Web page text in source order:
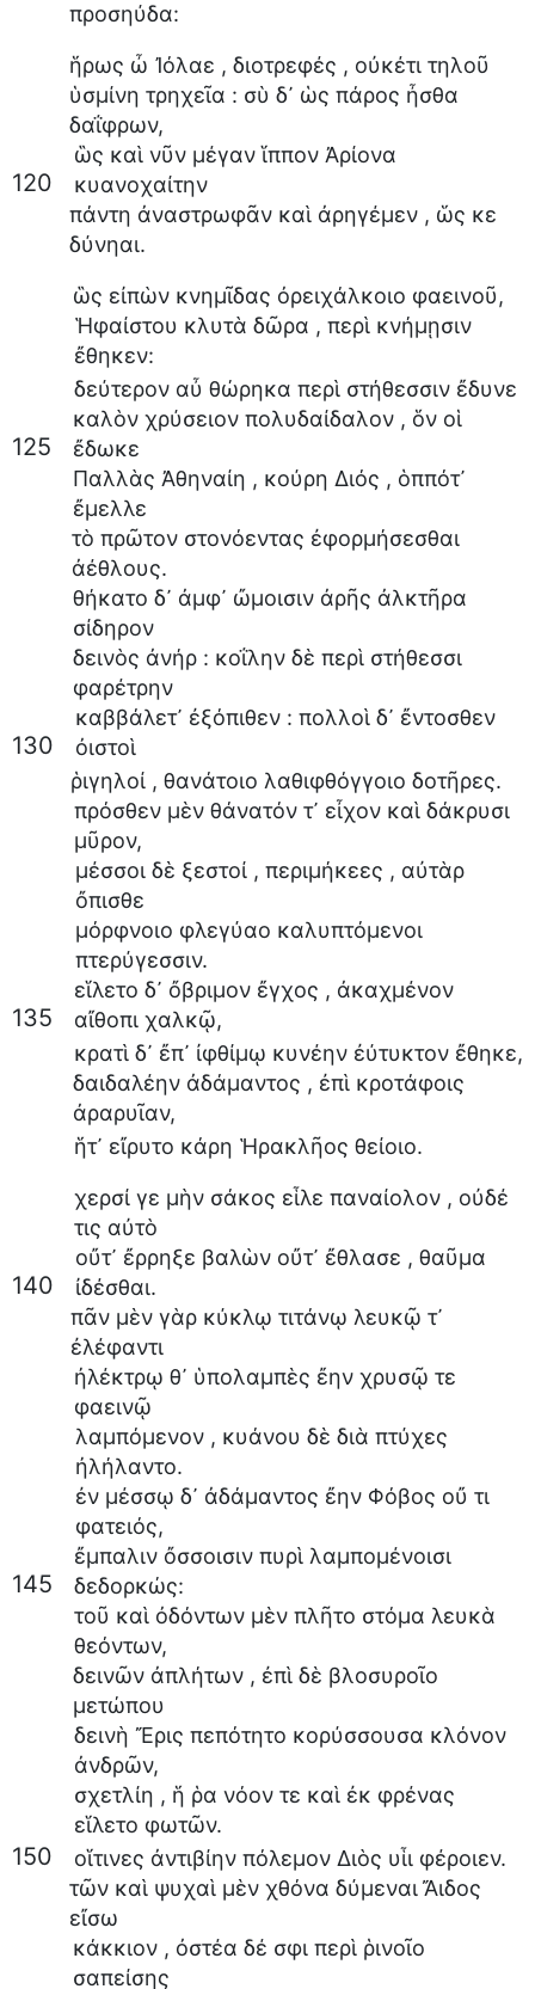
προσηύδα:
ἥρως ὦ Ἰόλαε , διοτρεφές , οὐκέτι τηλοῦ
ὑσμίνη τρηχεῖα : σὺ δ᾽ ὡς πάρος ἦσθα
δαΐφρων,
120
ὣς καὶ νῦν μέγαν ἵππον Ἀρίονα
κυανοχαίτην
πάντη ἀναστρωφᾶν καὶ ἀρηγέμεν , ὥς κε
δύνηαι.
ὣς εἰπὼν κνημῖδας ὀρειχάλκοιο φαεινοῦ,
Ἡφαίστου κλυτὰ δῶρα , περὶ κνήμῃσιν
ἔθηκεν:
δεύτερον αὖ θώρηκα περὶ στήθεσσιν ἔδυνε
125
καλὸν χρύσειον πολυδαίδαλον , ὅν οἱ
ἔδωκε
Παλλὰς Ἀθηναίη , κούρη Διός , ὁππότ᾽
ἔμελλε
τὸ πρῶτον στονόεντας ἐφορμήσεσθαι
ἀέθλους.
θήκατο δ᾽ ἀμφ᾽ ὤμοισιν ἀρῆς ἀλκτῆρα
σίδηρον
δεινὸς ἀνήρ : κοΐλην δὲ περὶ στήθεσσι
φαρέτρην
130
καββάλετ᾽ ἐξόπιθεν : πολλοὶ δ᾽ ἔντοσθεν
ὀιστοὶ
ῥιγηλοί , θανάτοιο λαθιφθόγγοιο δοτῆρες.
πρόσθεν μὲν θάνατόν τ᾽ εἶχον καὶ δάκρυσι
μῦρον,
μέσσοι δὲ ξεστοί , περιμήκεες , αὐτὰρ
ὄπισθε
μόρφνοιο φλεγύαο καλυπτόμενοι
πτερύγεσσιν.
135
εἵλετο δ᾽ ὄβριμον ἔγχος , ἀκαχμένον
αἴθοπι χαλκῷ,
κρατὶ δ᾽ ἔπ᾽ ἰφθίμῳ κυνέην ἐύτυκτον ἔθηκε,
δαιδαλέην ἀδάμαντος , ἐπὶ κροτάφοις
ἀραρυῖαν,
ἥτ᾽ εἴρυτο κάρη Ἡρακλῆος θείοιο.
χερσί γε μὴν σάκος εἷλε παναίολον , οὐδέ
τις αὐτὸ
140
οὔτ᾽ ἔρρηξε βαλὼν οὔτ᾽ ἔθλασε , θαῦμα
ἰδέσθαι.
πᾶν μὲν γὰρ κύκλῳ τιτάνῳ λευκῷ τ᾽
ἐλέφαντι
ἠλέκτρῳ θ᾽ ὑπολαμπὲς ἔην χρυσῷ τε
φαεινῷ
λαμπόμενον , κυάνου δὲ διὰ πτύχες
ἠλήλαντο.
ἐν μέσσῳ δ᾽ ἀδάμαντος ἔην Φόβος οὔ τι
φατειός,
145
ἔμπαλιν ὄσσοισιν πυρὶ λαμπομένοισι
δεδορκώς:
τοῦ καὶ ὀδόντων μὲν πλῆτο στόμα λευκὰ
θεόντων,
δεινῶν ἀπλήτων , ἐπὶ δὲ βλοσυροῖο
μετώπου
δεινὴ Ἔρις πεπότητο κορύσσουσα κλόνον
ἀνδρῶν,
σχετλίη , ἥ ῥα νόον τε καὶ ἐκ φρένας
εἵλετο φωτῶν.
150 οἵτινες ἀντιβίην πόλεμον Διὸς υἷι φέροιεν.
τῶν καὶ ψυχαὶ μὲν χθόνα δύμεναι Ἄιδος
εἴσω
κάκκιον , ὀστέα δέ σφι περὶ ῥινοῖο
σαπείσης